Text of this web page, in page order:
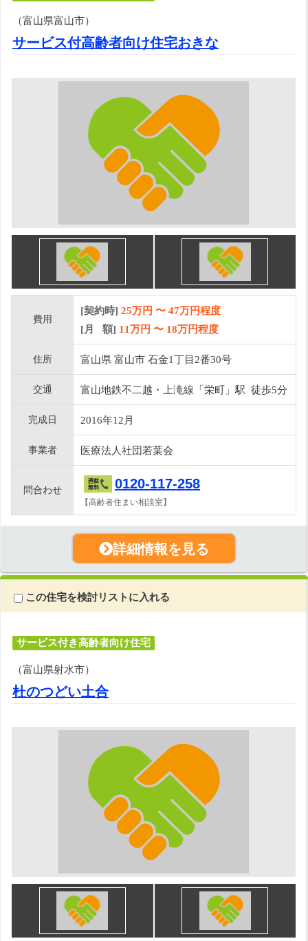
（富山県富山市）
サービス付高齢者向け住宅おきな
費用
[契約時] 25万円 〜 47万円程度
[月 額] 11万円 〜 18万円程度
住所 富山県 富山市 石金1丁目2番30号
交通 富山地鉄不二越・上滝線「栄町」駅 徒歩5分
完成日 2016年12月
事業者 医療法人社団若葉会
問合わせ 0120-117-258
【高齢者住まい相談室】
詳細情報を見る
この住宅を検討リストに入れる
サービス付き高齢者向け住宅
（富山県射水市）
杜のつどい土合